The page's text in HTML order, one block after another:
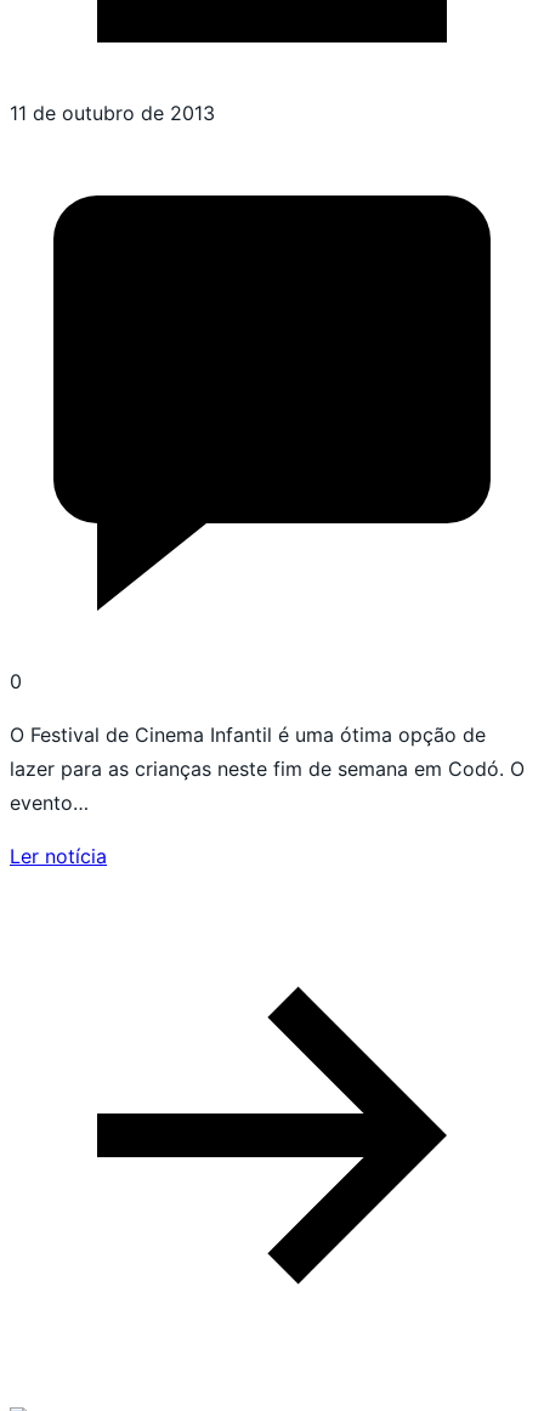
11 de outubro de 2013
0
O Festival de Cinema Infantil é uma ótima opção de
lazer para as crianças neste fim de semana em Codó. O
evento…
Ler notícia